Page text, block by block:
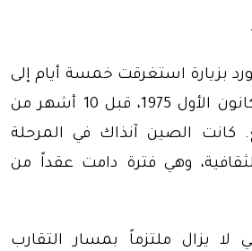
بزيارة استغرقت خمسة أيام إلى
الصين في ديسمبر/كانون الأول 1975، قبل 10 أشهر من
كانت الصين آنذاك في المرحلة
وهي فترة دامت عقداً من
لا يزال ملتزماً بمسار التقارب